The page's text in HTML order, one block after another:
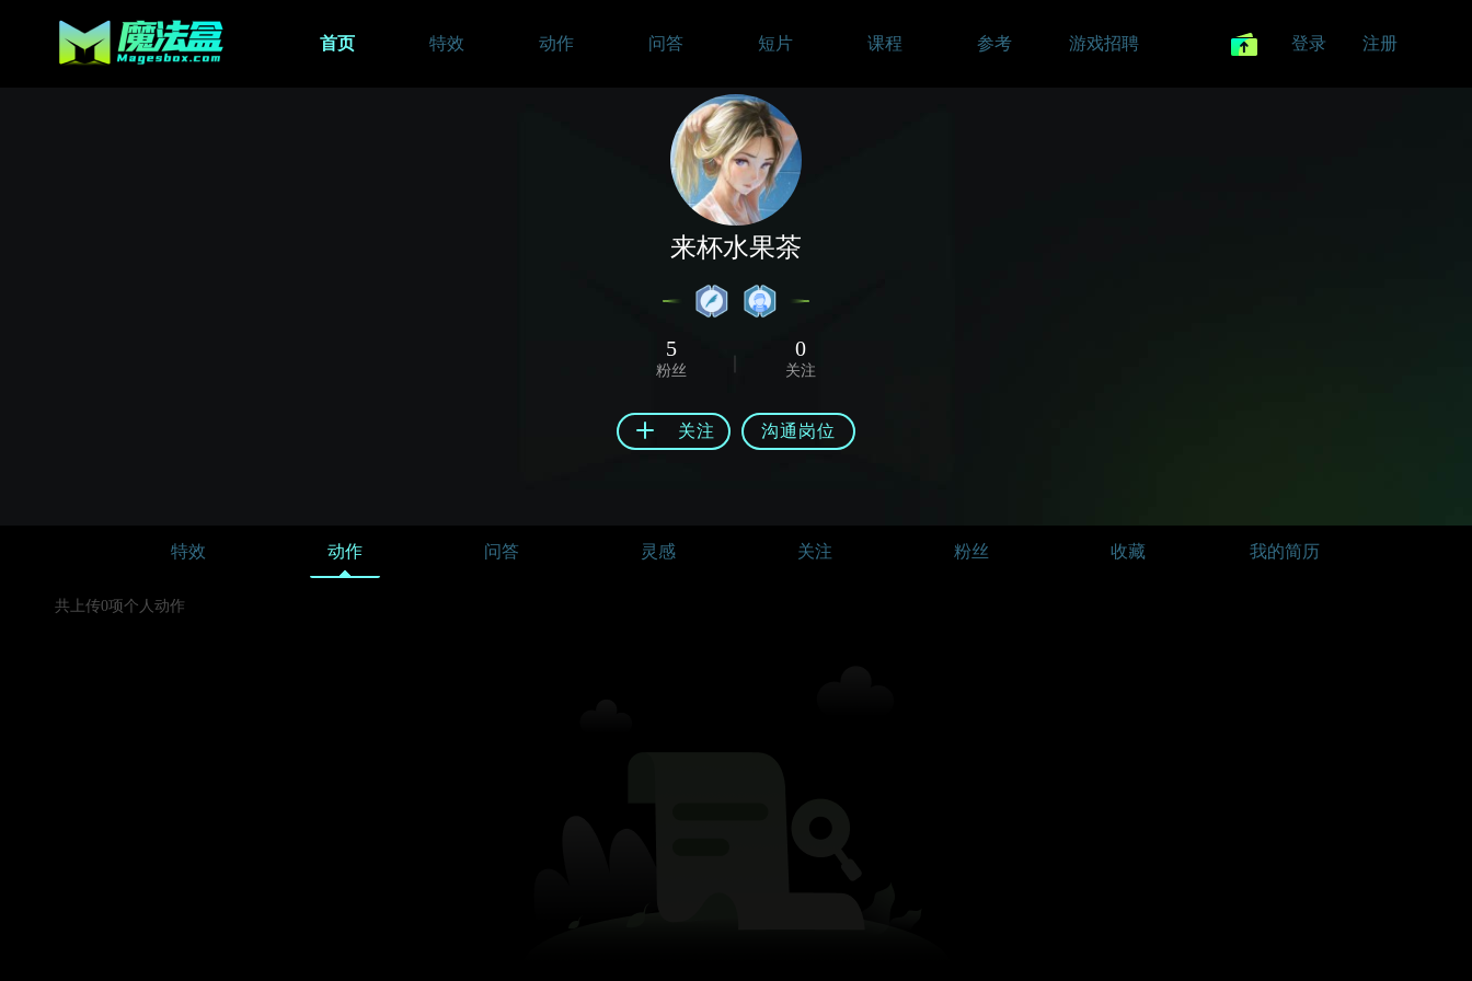
首页 特效 动作 问答 短片 课程 参考 游戏招聘 登录 注册
来杯水果茶
5
粉丝
0
关注
关注 沟通岗位
特效 动作 问答 灵感 关注 粉丝 收藏 我的简历
共上传0项个人动作